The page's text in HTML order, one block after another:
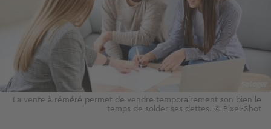
La vente à réméré permet de vendre temporairement son bien le
temps de solder ses dettes. © Pixel-Shot